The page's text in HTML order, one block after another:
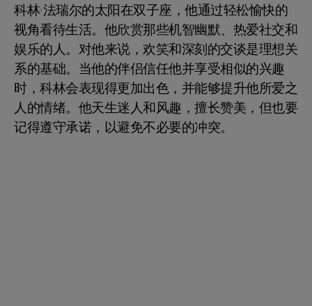
科林·法瑞尔的太阳在双子座，他通过轻松愉快的
视角看待生活。他欣赏那些机智幽默、热爱社交和
娱乐的人。对他来说，欢笑和深刻的交谈是理想关
系的基础。当他的伴侣信任他并享受相似的兴趣
时，科林会表现得更加出色，并能够提升他所爱之
人的情绪。他天生迷人和风趣，擅长赞美，但也要
记得遵守承诺，以避免不必要的冲突。